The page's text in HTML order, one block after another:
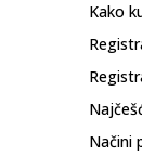
Kako
Načini